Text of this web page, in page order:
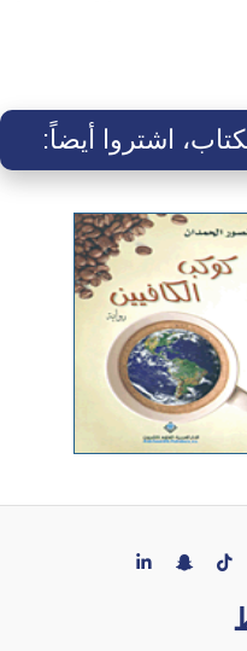
اشتروا أيضاً: